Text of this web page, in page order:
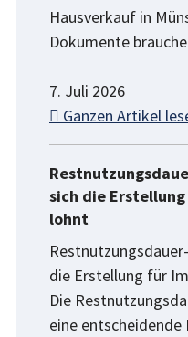
Hausverkauf in
Dokumente
7. Juli 2026
Ganzen Artikel
sich die
lohnt
die Erstellung für
Die
eine entscheidende